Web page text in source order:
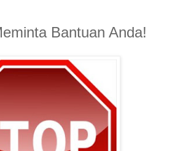
Bantuan Anda!